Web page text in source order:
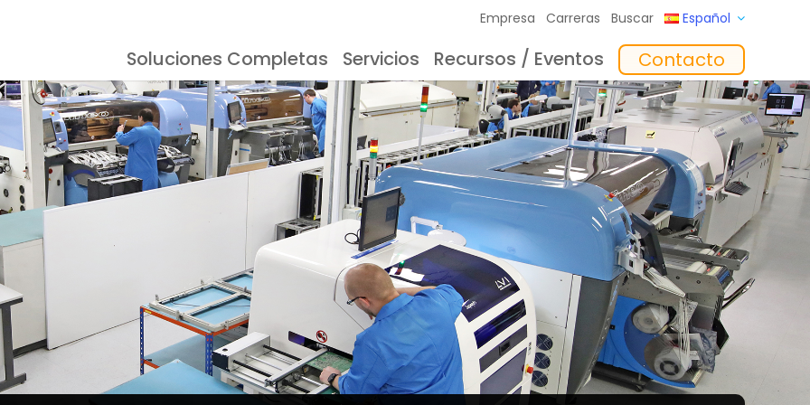
Empresa Carreras Buscar Español
Soluciones Completas
Serigráficas Almacenamiento Software
Inspección
Servicios
Documentación Formación
Recursos / Eventos
Eventos Testimonios In the Mix Reflexiones
Contacto